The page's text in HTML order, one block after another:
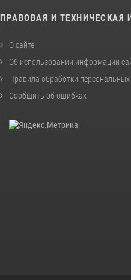
ПРАВОВАЯ И ТЕХНИЧЕСКАЯ
О сайте
Об использовании информации
Правила обработки
Сообщить об ошибках